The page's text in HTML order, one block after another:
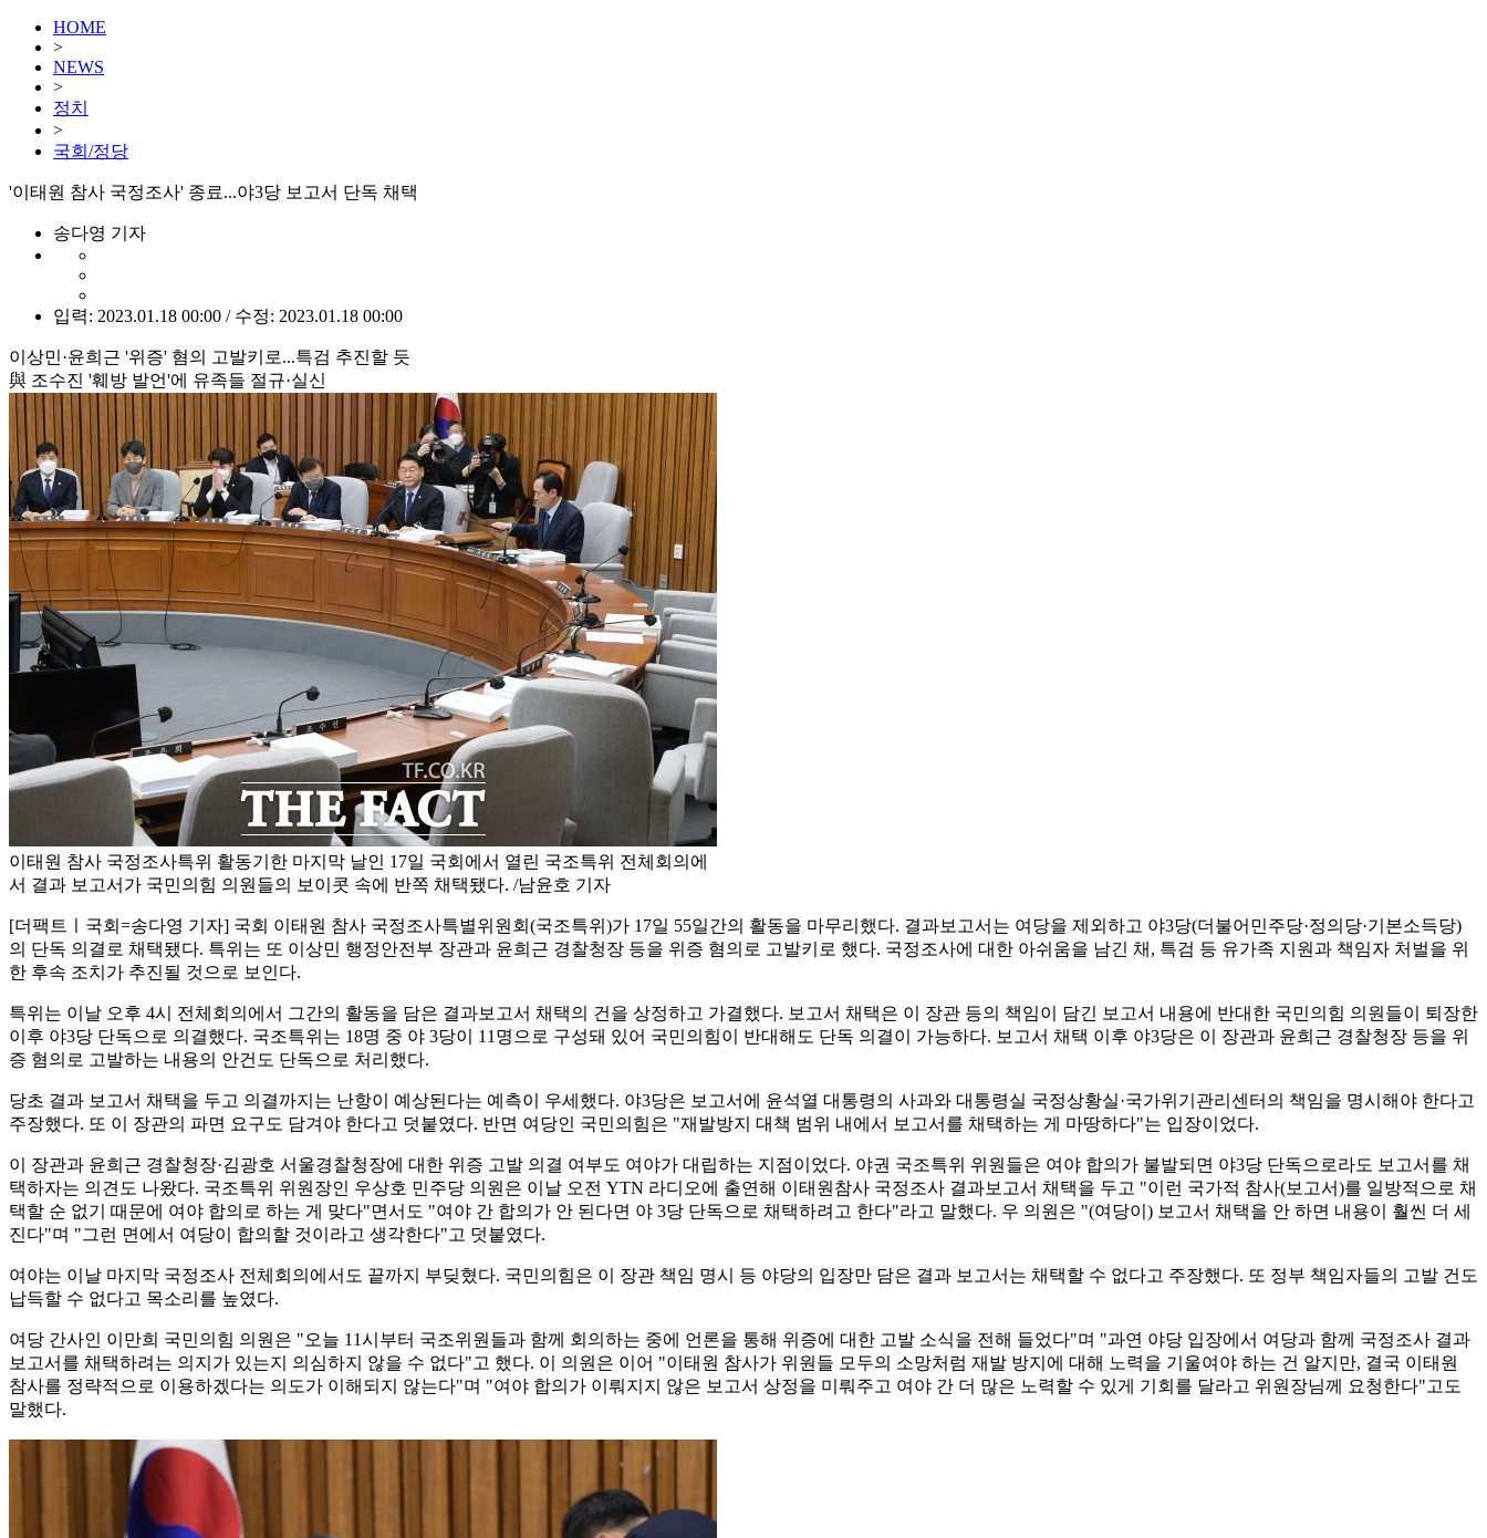
HOME
>
NEWS
>
정치
>
국회/정당
'이태원 참사 국정조사' 종료...야3당 보고서 단독 채택
송다영 기자
입력: 2023.01.18 00:00 / 수정: 2023.01.18 00:00
이상민·윤희근 '위증' 혐의 고발키로...특검 추진할 듯
與 조수진 '훼방 발언'에 유족들 절규·실신
이태원 참사 국정조사특위 활동기한 마지막 날인 17일 국회에서 열린 국조특위 전체회의에
서 결과 보고서가 국민의힘 의원들의 보이콧 속에 반쪽 채택됐다. /남윤호 기자
[더팩트ㅣ국회=송다영 기자] 국회 이태원 참사 국정조사특별위원회(국조특위)가 17일 55일간의 활동을 마무리했다. 결과보고서는 여당을 제외하고 야3당(더불어민주당·정의당·기본소득당)
의 단독 의결로 채택됐다. 특위는 또 이상민 행정안전부 장관과 윤희근 경찰청장 등을 위증 혐의로 고발키로 했다. 국정조사에 대한 아쉬움을 남긴 채, 특검 등 유가족 지원과 책임자 처벌을 위
한 후속 조치가 추진될 것으로 보인다.
특위는 이날 오후 4시 전체회의에서 그간의 활동을 담은 결과보고서 채택의 건을 상정하고 가결했다. 보고서 채택은 이 장관 등의 책임이 담긴 보고서 내용에 반대한 국민의힘 의원들이 퇴장한
이후 야3당 단독으로 의결했다. 국조특위는 18명 중 야 3당이 11명으로 구성돼 있어 국민의힘이 반대해도 단독 의결이 가능하다. 보고서 채택 이후 야3당은 이 장관과 윤희근 경찰청장 등을 위
증 혐의로 고발하는 내용의 안건도 단독으로 처리했다.
당초 결과 보고서 채택을 두고 의결까지는 난항이 예상된다는 예측이 우세했다. 야3당은 보고서에 윤석열 대통령의 사과와 대통령실 국정상황실·국가위기관리센터의 책임을 명시해야 한다고
주장했다. 또 이 장관의 파면 요구도 담겨야 한다고 덧붙였다. 반면 여당인 국민의힘은 "재발방지 대책 범위 내에서 보고서를 채택하는 게 마땅하다"는 입장이었다.
이 장관과 윤희근 경찰청장·김광호 서울경찰청장에 대한 위증 고발 의결 여부도 여야가 대립하는 지점이었다. 야권 국조특위 위원들은 여야 합의가 불발되면 야3당 단독으로라도 보고서를 채
택하자는 의견도 나왔다. 국조특위 위원장인 우상호 민주당 의원은 이날 오전 YTN 라디오에 출연해 이태원참사 국정조사 결과보고서 채택을 두고 "이런 국가적 참사(보고서)를 일방적으로 채
택할 순 없기 때문에 여야 합의로 하는 게 맞다"면서도 "여야 간 합의가 안 된다면 야 3당 단독으로 채택하려고 한다"라고 말했다. 우 의원은 "(여당이) 보고서 채택을 안 하면 내용이 훨씬 더 세
진다"며 "그런 면에서 여당이 합의할 것이라고 생각한다"고 덧붙였다.
여야는 이날 마지막 국정조사 전체회의에서도 끝까지 부딪혔다. 국민의힘은 이 장관 책임 명시 등 야당의 입장만 담은 결과 보고서는 채택할 수 없다고 주장했다. 또 정부 책임자들의 고발 건도
납득할 수 없다고 목소리를 높였다.
여당 간사인 이만희 국민의힘 의원은 "오늘 11시부터 국조위원들과 함께 회의하는 중에 언론을 통해 위증에 대한 고발 소식을 전해 들었다"며 "과연 야당 입장에서 여당과 함께 국정조사 결과
보고서를 채택하려는 의지가 있는지 의심하지 않을 수 없다"고 했다. 이 의원은 이어 "이태원 참사가 위원들 모두의 소망처럼 재발 방지에 대해 노력을 기울여야 하는 건 알지만, 결국 이태원
참사를 정략적으로 이용하겠다는 의도가 이해되지 않는다"며 "여야 합의가 이뤄지지 않은 보고서 상정을 미뤄주고 여야 간 더 많은 노력할 수 있게 기회를 달라고 위원장님께 요청한다"고도
말했다.